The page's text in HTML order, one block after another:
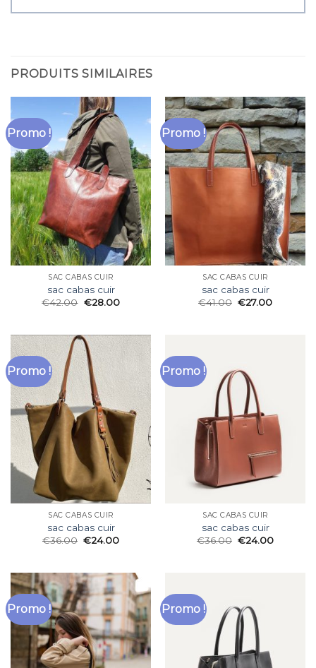
PRODUITS SIMILAIRES
Promo !
SAC CABAS CUIR
sac cabas cuir
€42.00 €28.00
Promo !
SAC CABAS CUIR
sac cabas cuir
€41.00 €27.00
Promo !
SAC CABAS CUIR
sac cabas cuir
€36.00 €24.00
Promo !
SAC CABAS CUIR
sac cabas cuir
€36.00 €24.00
Promo ! Promo !